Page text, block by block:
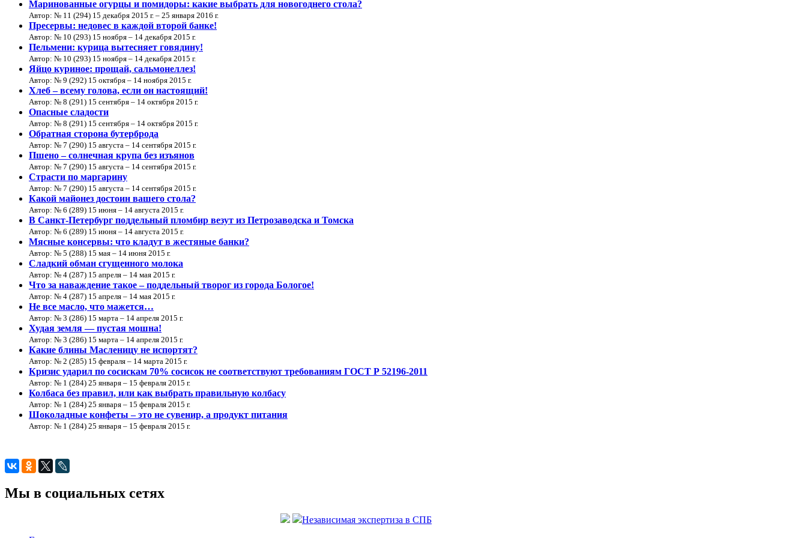
Маринованные огурцы и помидоры: какие выбрать для новогоднего стола?
Автор: № 11 (294) 15 декабря 2015 г. – 25 января 2016 г.
Пресервы: недовес в каждой второй банке!
Автор: № 10 (293) 15 ноября – 14 декабря 2015 г.
Пельмени: курица вытесняет говядину!
Автор: № 10 (293) 15 ноября – 14 декабря 2015 г.
Яйцо куриное: прощай, сальмонеллез!
Автор: № 9 (292) 15 октября – 14 ноября 2015 г.
Хлеб – всему голова, если он настоящий!
Автор: № 8 (291) 15 сентября – 14 октября 2015 г.
Опасные сладости
Автор: № 8 (291) 15 сентября – 14 октября 2015 г.
Обратная сторона бутерброда
Автор: № 7 (290) 15 августа – 14 сентября 2015 г.
Пшено – солнечная крупа без изъянов
Автор: № 7 (290) 15 августа – 14 сентября 2015 г.
Страсти по маргарину
Автор: № 7 (290) 15 августа – 14 сентября 2015 г.
Какой майонез достоин вашего стола?
Автор: № 6 (289) 15 июня – 14 августа 2015 г.
В Санкт-Петербург поддельный пломбир везут из Петрозаводска и Томска
Автор: № 6 (289) 15 июня – 14 августа 2015 г.
Мясные консервы: что кладут в жестяные банки?
Автор: № 5 (288) 15 мая – 14 июня 2015 г.
Сладкий обман сгущенного молока
Автор: № 4 (287) 15 апреля – 14 мая 2015 г.
Что за наваждение такое – поддельный творог из города Бологое!
Автор: № 4 (287) 15 апреля – 14 мая 2015 г.
Не все масло, что мажется…
Автор: № 3 (286) 15 марта – 14 апреля 2015 г.
Худая земля — пустая мошна!
Автор: № 3 (286) 15 марта – 14 апреля 2015 г.
Какие блины Масленицу не испортят?
Автор: № 2 (285) 15 февраля – 14 марта 2015 г.
Кризис ударил по сосискам 70% сосисок не соответствуют требованиям ГОСТ Р 52196-2011
Автор: № 1 (284) 25 января – 15 февраля 2015 г.
Колбаса без правил, или как выбрать правильную колбасу
Автор: № 1 (284) 25 января – 15 февраля 2015 г.
Шоколадные конфеты – это не сувенир, а продукт питания
Автор: № 1 (284) 25 января – 15 февраля 2015 г.
Мы в социальных сетях
Независимая экспертиза в СПБ